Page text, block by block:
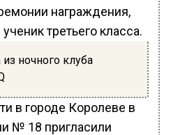
награждения,
третьего класса.
ночного клуба
в городе Королеве в
№ 18 пригласили